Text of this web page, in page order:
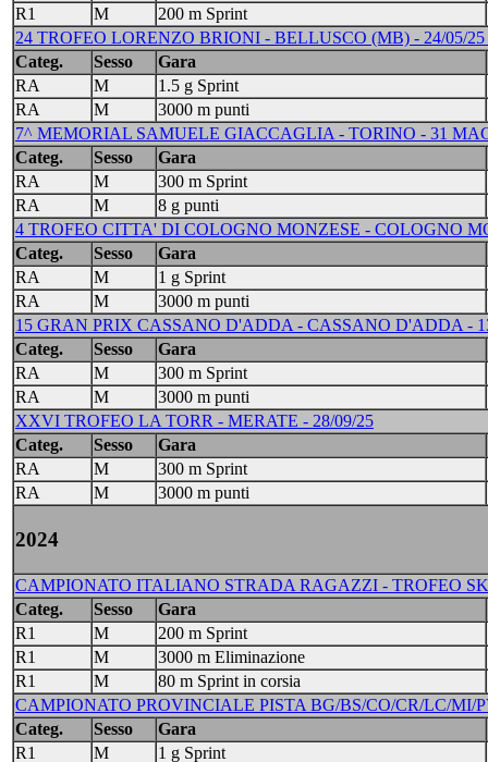
R1
M
200 m Sprint
24 TROFEO LORENZO BRIONI - BELLUSCO (MB) - 24/05/25
Categ.
Sesso
Gara
RA
M
1.5 g Sprint
RA
M
3000 m punti
7^ MEMORIAL SAMUELE GIACCAGLIA - TORINO - 31
Categ.
Sesso
Gara
RA
M
300 m Sprint
RA
M
8 g punti
4 TROFEO CITTA' DI COLOGNO MONZESE - COLOGNO
Categ.
Sesso
Gara
RA
M
1 g Sprint
RA
M
3000 m punti
15 GRAN PRIX CASSANO D'ADDA - CASSANO D'ADDA -
Categ.
Sesso
Gara
RA
M
300 m Sprint
RA
M
3000 m punti
XXVI TROFEO LA TORR - MERATE - 28/09/25
Categ.
Sesso
Gara
RA
M
300 m Sprint
RA
M 3000 m punti
2024
CAMPIONATO ITALIANO STRADA RAGAZZI - TROFEO
Categ.
Sesso
Gara
R1
M
200 m Sprint
R1
M
3000 m Eliminazione
R1
M
80 m Sprint in corsia
CAMPIONATO PROVINCIALE PISTA BG/BS/CO/CR/LC/MI/
Categ.
Sesso
Gara
R1
M
1 g Sprint